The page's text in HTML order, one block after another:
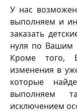
У нас
выполняем и
заказать
нуля по Вашим
Кроме того,
изменения в
которые
выполняем
исключением